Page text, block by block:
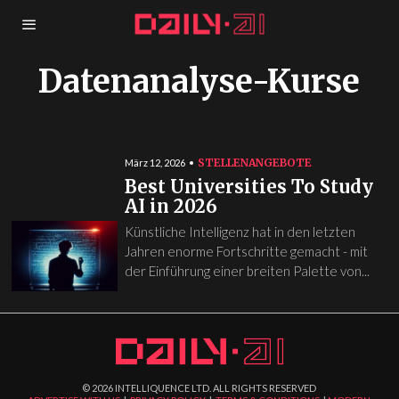
Datenanalyse-Kurse
März 12, 2026 STELLENANGEBOTE
Best Universities To Study
AI in 2026
Künstliche Intelligenz hat in den letzten
Jahren enorme Fortschritte gemacht - mit
der Einführung einer breiten Palette von...
© 2026 INTELLIQUENCE LTD. ALL RIGHTS RESERVED